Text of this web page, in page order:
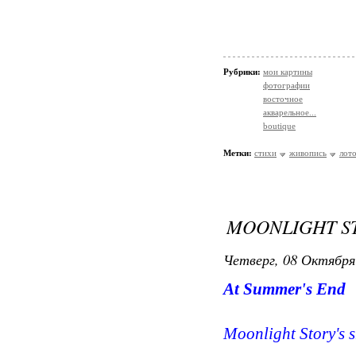
Рубрики: мои картины
фотографии
восточное
акварельное...
boutique
Метки: стихи живопись
MOONLIGHT
Четверг, 08
At Summer's End
Moonlight Story's